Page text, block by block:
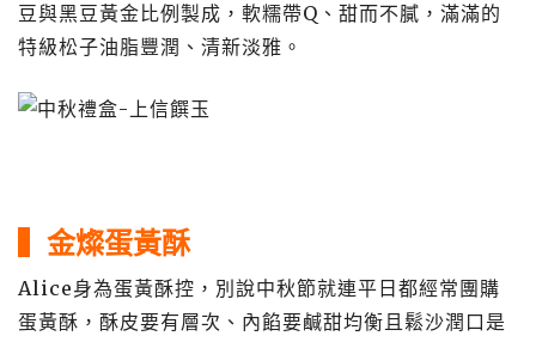
豆與黑豆黃金比例製成，軟糯帶Q、甜而不膩，滿滿的
特級松子油脂豐潤、清新淡雅。
▍金燦蛋黃酥
Alice身為蛋黃酥控，別說中秋節就連平日都經常團購
蛋黃酥，酥皮要有層次、內餡要鹹甜均衡且鬆沙潤口是